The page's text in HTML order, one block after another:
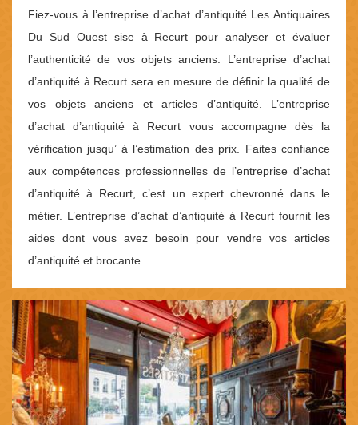
Fiez-vous à l’entreprise d’achat d’antiquité Les Antiquaires
Du Sud Ouest sise à Recurt pour analyser et évaluer
l’authenticité de vos objets anciens. L’entreprise d’achat
d’antiquité à Recurt sera en mesure de définir la qualité de
vos objets anciens et articles d’antiquité. L’entreprise
d’achat d’antiquité à Recurt vous accompagne dès la
vérification jusqu’ à l’estimation des prix. Faites confiance
aux compétences professionnelles de l’entreprise d’achat
d’antiquité à Recurt, c’est un expert chevronné dans le
métier. L’entreprise d’achat d’antiquité à Recurt fournit les
aides dont vous avez besoin pour vendre vos articles
d’antiquité et brocante.